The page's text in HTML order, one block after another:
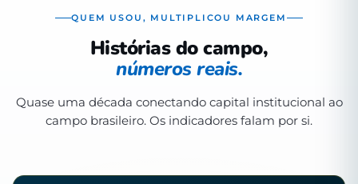
QUEM USOU, MULTIPLICOU MARGEM
Histórias do campo,
números reais.
Quase uma década conectando capital institucional ao
campo brasileiro. Os indicadores falam por si.